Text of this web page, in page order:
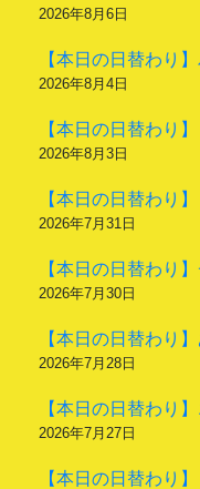
2026年8月6日
【本日の日替わり
2026年8月4日
【本日の日替わり
2026年8月3日
【本日の日替わり
2026年7月31日
【本日の日替わり
2026年7月30日
【本日の日替わり
2026年7月28日
【本日の日替わり
2026年7月27日
【本日の日替わり